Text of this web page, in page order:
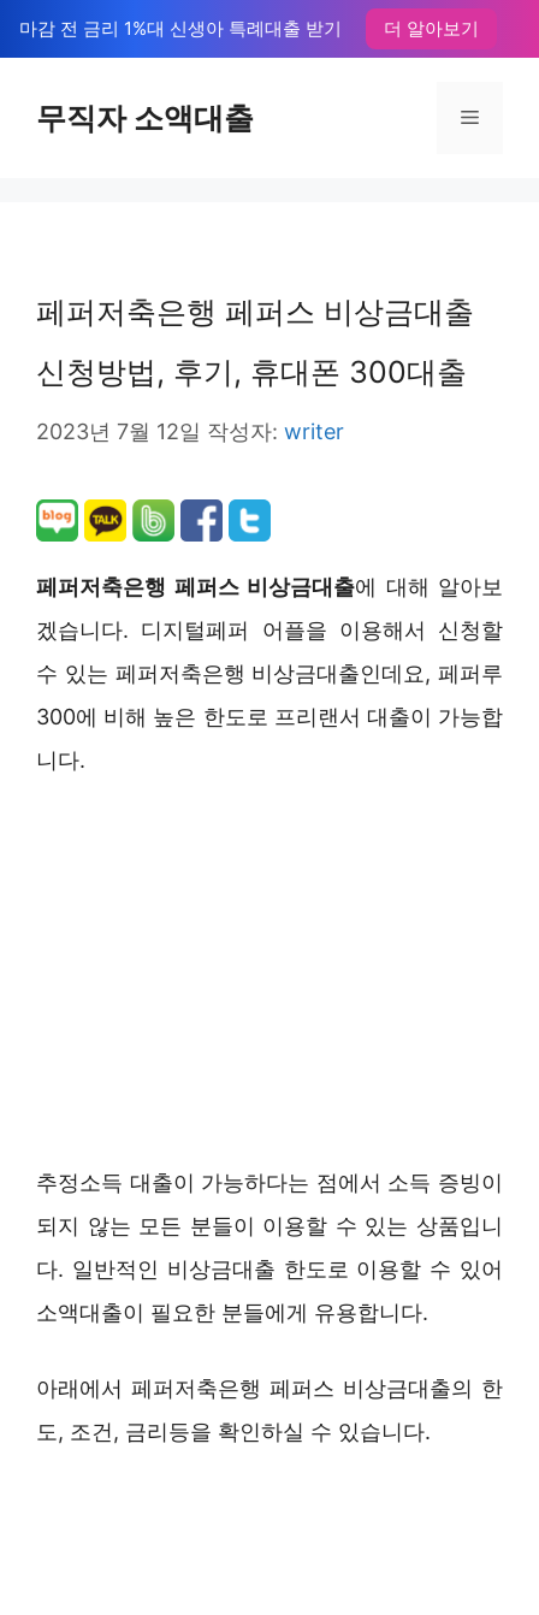
텐
마감 전 금리 1%대 신생아 특례대출 받기 더 알아보기
무직자 소액대출 메
페퍼저축은행 페퍼스 비상금대출
신청방법, 후기, 휴대폰 300대출
2023년 7월 12일 작성자: writer
페퍼저축은행 페퍼스 비상금대출에 대해 알아보
겠습니다. 디지털페퍼 어플을 이용해서 신청할
수 있는 페퍼저축은행 비상금대출인데요, 페퍼루
300에 비해 높은 한도로 프리랜서 대출이 가능합
니다.
추정소득 대출이 가능하다는 점에서 소득 증빙이
되지 않는 모든 분들이 이용할 수 있는 상품입니
다. 일반적인 비상금대출 한도로 이용할 수 있어
소액대출이 필요한 분들에게 유용합니다.
아래에서 페퍼저축은행 페퍼스 비상금대출의 한
도, 조건, 금리등을 확인하실 수 있습니다.